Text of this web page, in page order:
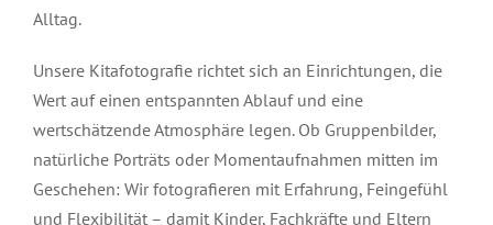
Alltag.
Unsere Kitafotografie richtet sich an Einrichtungen, die
Wert auf einen entspannten Ablauf und eine
wertschätzende Atmosphäre legen. Ob Gruppenbilder,
natürliche Porträts oder Momentaufnahmen mitten im
Geschehen: Wir fotografieren mit Erfahrung, Feingefühl
und Flexibilität – damit Kinder, Fachkräfte und Eltern